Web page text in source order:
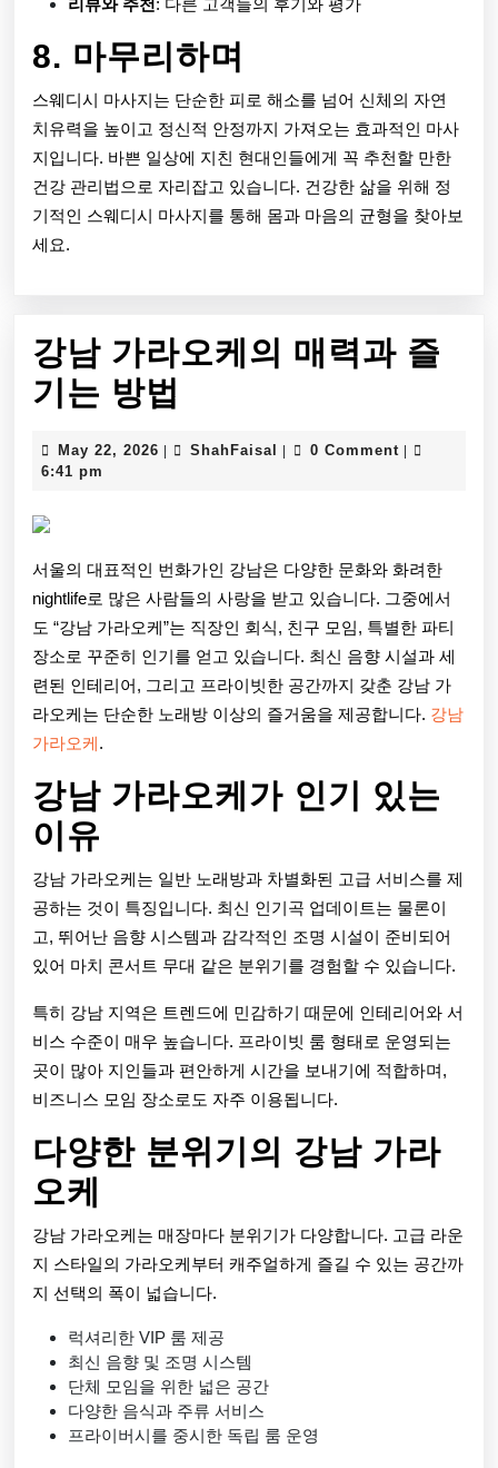
리뷰와 추천: 다른 고객들의 후기와 평가
8. 마무리하며
스웨디시 마사지는 단순한 피로 해소를 넘어 신체의 자연
치유력을 높이고 정신적 안정까지 가져오는 효과적인 마사
지입니다. 바쁜 일상에 지친 현대인들에게 꼭 추천할 만한
건강 관리법으로 자리잡고 있습니다. 건강한 삶을 위해 정
기적인 스웨디시 마사지를 통해 몸과 마음의 균형을 찾아보
세요.
강남 가라오케의 매력과 즐
기는 방법
케
의
매
력
즐
는
방
법
May 22, 2026 May ShahFaisal ShahFaisal
0 Comment
6:41 pm
서울의 대표적인 번화가인 강남은 다양한 문화와 화려한
nightlife로 많은 사람들의 사랑을 받고 있습니다. 그중에서
도 “강남 가라오케”는 직장인 회식, 친구 모임, 특별한 파티
장소로 꾸준히 인기를 얻고 있습니다. 최신 음향 시설과 세
련된 인테리어, 그리고 프라이빗한 공간까지 갖춘 강남 가
라오케는 단순한 노래방 이상의 즐거움을 제공합니다. 강남
가라오케.
강남 가라오케가 인기 있는
이유
강남 가라오케는 일반 노래방과 차별화된 고급 서비스를 제
공하는 것이 특징입니다. 최신 인기곡 업데이트는 물론이
고, 뛰어난 음향 시스템과 감각적인 조명 시설이 준비되어
있어 마치 콘서트 무대 같은 분위기를 경험할 수 있습니다.
특히 강남 지역은 트렌드에 민감하기 때문에 인테리어와 서
비스 수준이 매우 높습니다. 프라이빗 룸 형태로 운영되는
곳이 많아 지인들과 편안하게 시간을 보내기에 적합하며,
비즈니스 모임 장소로도 자주 이용됩니다.
다양한 분위기의 강남 가라
오케
강남 가라오케는 매장마다 분위기가 다양합니다. 고급 라운
지 스타일의 가라오케부터 캐주얼하게 즐길 수 있는 공간까
지 선택의 폭이 넓습니다.
럭셔리한 VIP 룸 제공
최신 음향 및 조명 시스템
단체 모임을 위한 넓은 공간
다양한 음식과 주류 서비스
프라이버시를 중시한 독립 룸 운영